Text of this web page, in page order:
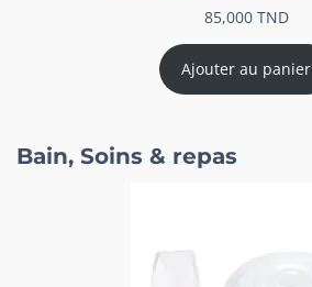
85,000 TND
Ajouter au panier
Bain, Soins & repas